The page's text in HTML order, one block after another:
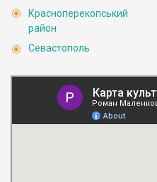
Красноперекопський
район
Севастополь